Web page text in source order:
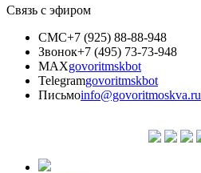
Связь с эфиром
СМС+7 (925) 88-88-948
Звонок+7 (495) 73-73-948
MAXgovoritmskbot
Telegramgovoritmskbot
Письмоinfo@govoritmoskva.ru